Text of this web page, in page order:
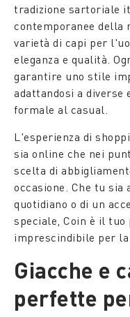
tradizione sartoriale
contemporanee della
varietà di capi per
eleganza e qualità.
garantire uno stile
adattandosi a diverse
formale al casual.
L'esperienza di
sia online che nei
scelta di
occasione. Che tu sia
quotidiano o di un
speciale, Coin è il
imprescindibile per
Giacche e
perfette